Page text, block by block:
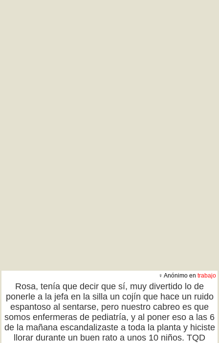
♀ Anónimo en trabajo
Rosa, tenía que decir que sí, muy divertido lo de
ponerle a la jefa en la silla un cojín que hace un ruido
espantoso al sentarse, pero nuestro cabreo es que
somos enfermeras de pediatría, y al poner eso a las 6
de la mañana escandalizaste a toda la planta y hiciste
llorar durante un buen rato a unos 10 niños. TQD